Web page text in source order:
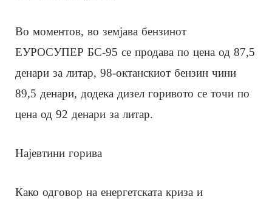
Во моментов, во земјава бензинот
ЕУРОСУПЕР БС-95 се продава по цена од 87,5
денари за литар, 98-октанскиот бензин чини
89,5 денари, додека дизел горивото се точи по
цена од 92 денари за литар.
Најевтини горива
Како одговор на енергетската криза и